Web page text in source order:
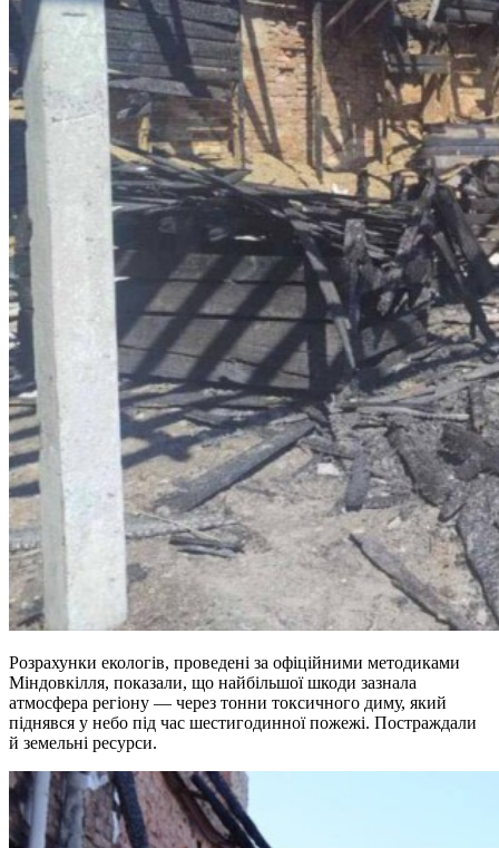
Розрахунки екологів, проведені за офіційними методиками
Міндовкілля, показали, що найбільшої шкоди зазнала
атмосфера регіону — через тонни токсичного диму, який
піднявся у небо під час шестигодинної пожежі. Постраждали
й земельні ресурси.